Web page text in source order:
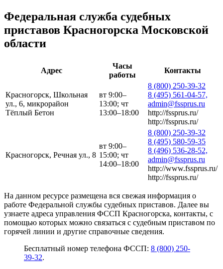
Федеральная служба судебных
приставов Красногорска Московской
области
Адрес
Часы
работы
Контакты
Красногорск, Школьная
ул., 6, микрорайон
Тёплый Бетон
вт 9:00–
13:00; чт
13:00–18:00
8 (800) 250-39-32
8 (495) 561-04-57,
admin@fssprus.ru
http://fssprus.ru/
http://fssprus.ru/
Красногорск, Речная ул., 8
вт 9:00–
15:00; чт
14:00–18:00
8 (800) 250-39-32
8 (495) 580-59-35
8 (496) 536-28-52,
admin@fssprus.ru
http://www.fssprus.ru/
http://fssprus.ru/
На данном ресурсе размещена вся свежая информация о
работе Федеральной службы судебных приставов. Далее вы
узнаете адреса управления ФССП Красногорска, контакты, с
помощью которых можно связаться с судебным приставом по
горячей линии и другие справочные сведения.
Бесплатный номер телефона ФССП: 8 (800) 250-
39-32.